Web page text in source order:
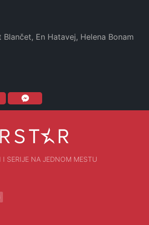
Blančet, En Hatavej, Helena Bonam
SERIJE NA JEDNOM MESTU